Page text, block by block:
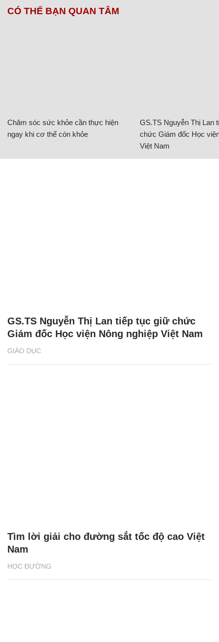
CÓ THỂ BẠN QUAN TÂM
Chăm sóc sức khỏe cần thực hiện
ngay khi cơ thể còn khỏe
GS.TS Nguyễn Thị Lan
chức Giám đốc Học
Việt Nam
GIÁO DỤC
GS.TS Nguyễn Thị Lan tiếp tục giữ chức
Giám đốc Học viện Nông nghiệp Việt Nam
HỌC ĐƯỜNG
Tìm lời giải cho đường sắt tốc độ cao Việt
Nam